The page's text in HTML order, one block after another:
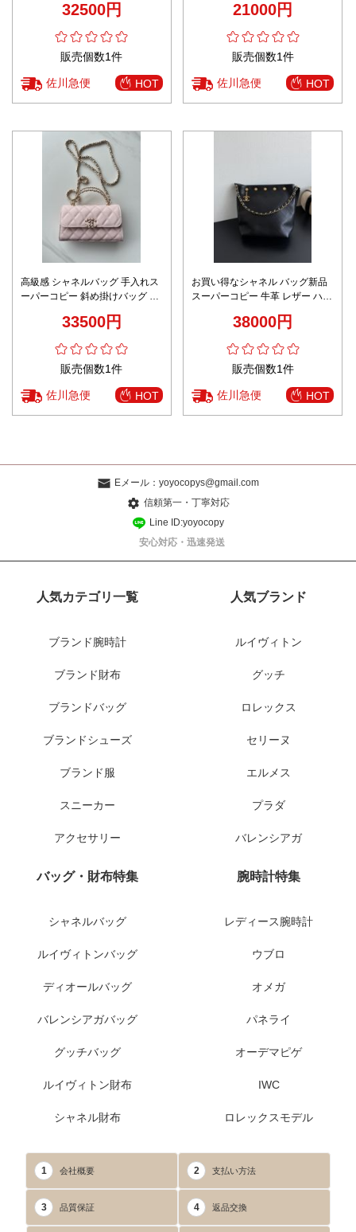
32500円
販売個数1件
佐川急便 HOT
21000円
販売個数1件
佐川急便 HOT
高級感 シャネルバッグ 手入れス
ーパーコピー 斜め掛けバッグ 優
33500円
販売個数1件
佐川急便 HOT
お買い得なシャネル バッグ新品
スーパーコピー 牛革 レザー ハン
38000円
販売個数1件
佐川急便 HOT
Eメール： yoyocopys@gmail.com
信頼第一・丁寧対応
Line ID:yoyocopy
安心対応・迅速発送
人気カテゴリ一覧
ブランド腕時計
ブランド財布
ブランドバッグ
ブランドシューズ
ブランド服
スニーカー
アクセサリー
人気ブランド
ルイヴィトン
グッチ
ロレックス
セリーヌ
エルメス
プラダ
バレンシアガ
バッグ・財布特集
シャネルバッグ
ルイヴィトンバッグ
ディオールバッグ
バレンシアガバッグ
グッチバッグ
ルイヴィトン財布
シャネル財布
腕時計特集
レディース腕時計
ウブロ
オメガ
パネライ
オーデマピゲ
IWC
ロレックスモデル
1 会社概要 2 支払い方法
3 品質保証 4 返品交換